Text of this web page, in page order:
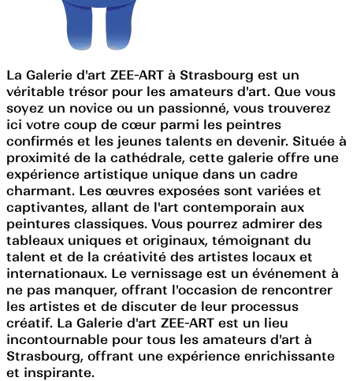
La Galerie d'art ZEE-ART à Strasbourg est un
véritable trésor pour les amateurs d'art. Que vous
soyez un novice ou un passionné, vous trouverez
ici votre coup de cœur parmi les peintres
confirmés et les jeunes talents en devenir. Située à
proximité de la cathédrale, cette galerie offre une
expérience artistique unique dans un cadre
charmant. Les œuvres exposées sont variées et
captivantes, allant de l'art contemporain aux
peintures classiques. Vous pourrez admirer des
tableaux uniques et originaux, témoignant du
talent et de la créativité des artistes locaux et
internationaux. Le vernissage est un événement à
ne pas manquer, offrant l'occasion de rencontrer
les artistes et de discuter de leur processus
créatif. La Galerie d'art ZEE-ART est un lieu
incontournable pour tous les amateurs d'art à
Strasbourg, offrant une expérience enrichissante
et inspirante.